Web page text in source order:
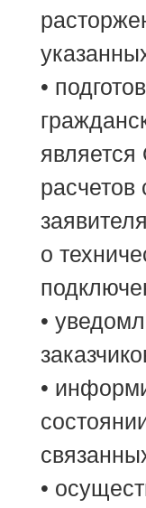
•
расчетов
о
•
•
•